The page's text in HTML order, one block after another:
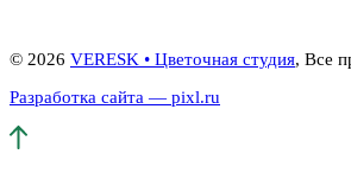
© 2026 VERESK • Цветочная студия, Все
Разработка сайта — pixl.ru